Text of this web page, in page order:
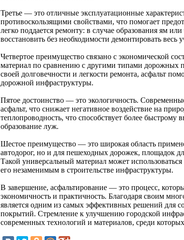
Третье — это отличные эксплуатационные
противоскользящими свойствами, что помогает
легко поддается ремонту: в случае образования ям
восстановить без необходимости демонтировать весь
Четвертое преимущество связано с экономической
материал по сравнению с другими типами дорожных
своей долговечности и легкости ремонта, асфальт
дорожной инфраструктуры.
Пятое достоинство — это экологичность.
асфальт, что снижает негативное воздействие на
теплопроводность, что способствует более
образование луж.
Шестое преимущество — это широкая область
автодорог, но и для пешеходных дорожек, площадок
Такой универсальный материал может
его незаменимым в строительстве инфраструктуры.
В завершение, асфальтирование — это процесс,
экономичность и практичность. Благодаря своим
является одним из самых эффективных решений для
покрытий. Стремление к улучшению городской
современных технологий и материалов, среди